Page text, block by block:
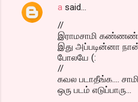
a said…
//
இராமசாமி கண்ணண்
இது அப்படின்னா
போலயே (:
//
கவல படாதீங்க....
ஒரு படம் எடுப்பாரு...